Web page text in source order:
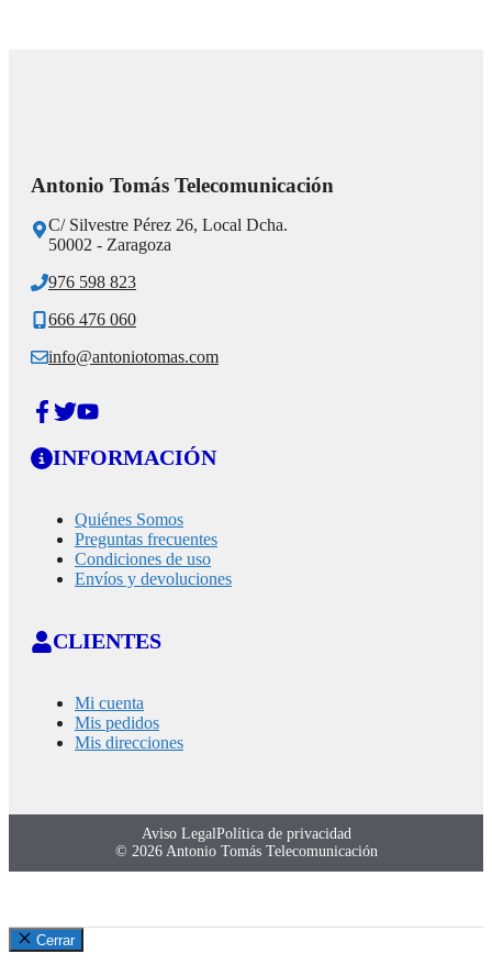
Antonio Tomás Telecomunicación
C/ Silvestre Pérez 26, Local Dcha.
50002 - Zaragoza
976 598 823
666 476 060
info@antoniotomas.com
INFORMACIÓN
Quiénes Somos
Preguntas frecuentes
Condiciones de uso
Envíos y devoluciones
CLIENTES
Mi cuenta
Mis pedidos
Mis direcciones
© 2026 Antonio Tomás Telecomunicación
Aviso LegalPolítica de privacidad
Cerrar